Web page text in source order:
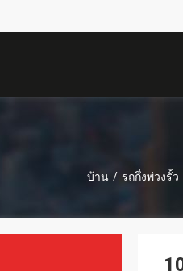
บ้าน / รถกึ่งพ่วงรั้ว